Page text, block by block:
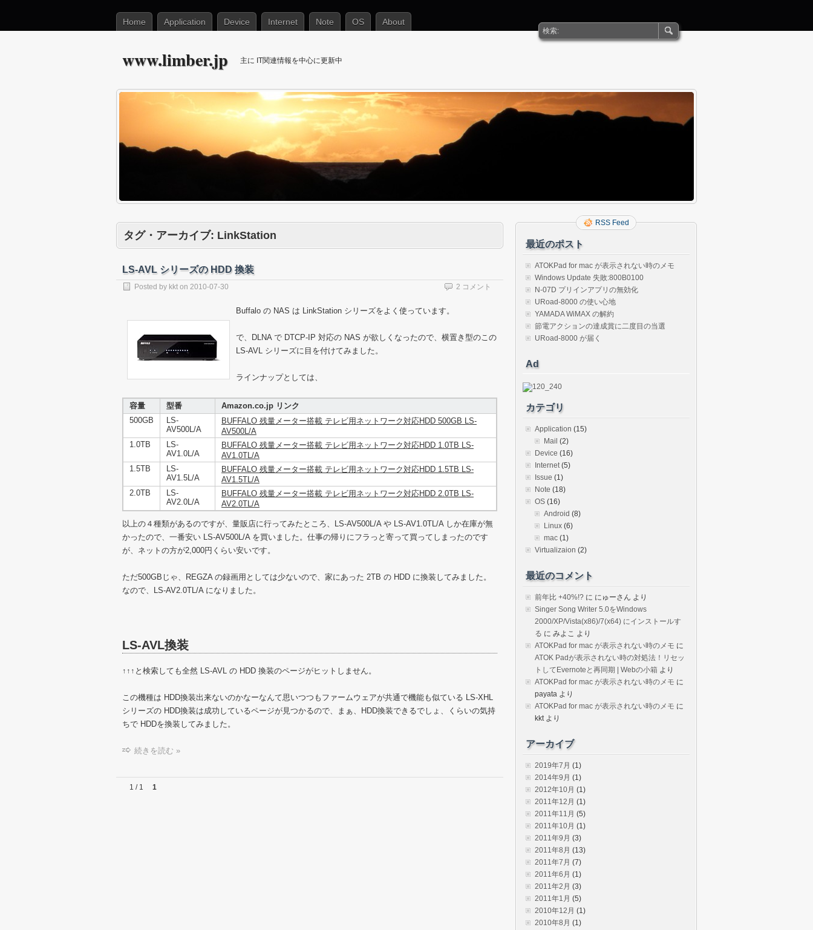
Home Application Device Internet Note OS About
www.limber.jp 主に IT関連情報を中心に更新中
タグ・アーカイブ: LinkStation
LS-AVL シリーズの HDD 換装
Posted by kkt on 2010-07-30 2 コメント
Buffalo の NAS は LinkStation シリーズをよく使っています。
で、DLNA で DTCP-IP 対応の NAS が欲しくなったので、横置き型のこの
LS-AVL シリーズに目を付けてみました。
ラインナップとしては、
容量 型番
Amazon.co.jp リンク
500GB
LS-
AV500L/A
BUFFALO 残量メーター搭載 テレビ用ネットワーク対応HDD 500GB LS-
AV500L/A
1.0TB
LS-
AV1.0L/A
BUFFALO 残量メーター搭載 テレビ用ネットワーク対応HDD 1.0TB LS-
AV1.0TL/A
1.5TB
LS-
AV1.5L/A
BUFFALO 残量メーター搭載 テレビ用ネットワーク対応HDD 1.5TB LS-
AV1.5TL/A
2.0TB
LS-
AV2.0L/A
BUFFALO 残量メーター搭載 テレビ用ネットワーク対応HDD 2.0TB LS-
AV2.0TL/A
以上の４種類があるのですが、量販店に行ってみたところ、LS-AV500L/A や LS-AV1.0TL/A しか在庫が無
かったので、一番安い LS-AV500L/A を買いました。仕事の帰りにフラっと寄って買ってしまったのです
が、ネットの方が2,000円くらい安いです。
ただ500GBじゃ、REGZA の録画用としては少ないので、家にあった 2TB の HDD に換装してみました。
なので、LS-AV2.0TL/A になりました。
LS-AVL換装
↑↑↑と検索しても全然 LS-AVL の HDD 換装のページがヒットしません。
この機種は HDD換装出来ないのかなーなんて思いつつもファームウェアが共通で機能も似ている LS-XHL
シリーズの HDD換装は成功しているページが見つかるので、まぁ、HDD換装できるでしょ、くらいの気持
ちで HDDを換装してみました。
続きを読む »
1 / 1 1
RSS Feed
最近のポスト
ATOKPad for mac が表示されない時のメモ
Windows Update 失敗:800B0100
N-07D プリインアプリの無効化
URoad-8000 の使い心地
YAMADA WiMAX の解約
節電アクションの達成賞に二度目の当選
URoad-8000 が届く
Ad
カテゴリ
Application (15)
Mail (2)
Device (16)
Internet(5)
Issue (1)
Note (18)
OS (16)
Android (8)
Linux (6)
mac (1)
Virtualizaion (2)
最近のコメント
前年比 +40%!? に にゅーさん より
Singer Song Writer 5.0をWindows
2000/XP/Vista(x86)/7(x64) にインストールす
る に みよこ より
ATOKPad for mac が表示されない時のメモ に
ATOK Padが表示されない時の対処法！リセッ
トしてEvernoteと再同期 | Webの小箱 より
ATOKPad for mac が表示されない時のメモ に
payata より
ATOKPad for mac が表示されない時のメモ に
kktより
アーカイブ
2019年7月 (1)
2014年9月 (1)
2012年10月 (1)
2011年12月 (1)
2011年11月 (5)
2011年10月 (1)
2011年9月 (3)
2011年8月 (13)
2011年7月 (7)
2011年6月 (1)
2011年2月 (3)
2011年1月 (5)
2010年12月 (1)
2010年8月 (1)